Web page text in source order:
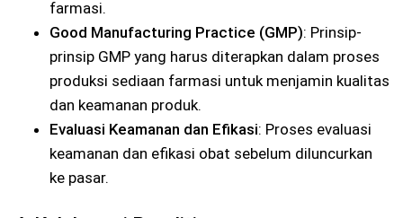
farmasi.
Good Manufacturing Practice (GMP): Prinsip-
prinsip GMP yang harus diterapkan dalam proses
produksi sediaan farmasi untuk menjamin kualitas
dan keamanan produk.
Evaluasi Keamanan dan Efikasi: Proses evaluasi
keamanan dan efikasi obat sebelum diluncurkan
ke pasar.